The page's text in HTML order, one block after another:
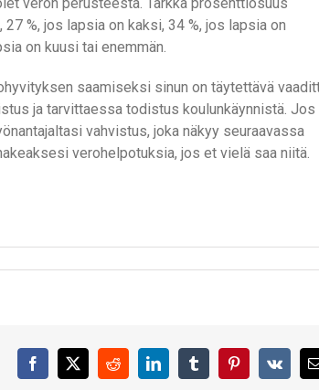
%, jos lapsia on kaksi, 34 %, jos lapsia on
on kuusi tai enemmän.
saamiseksi sinun on täytettävä
ja tarvittaessa todistus koulunkäynnistä. Jos
vahvistus, joka näkyy seuraavassa
verohelpotuksia, jos et vielä saa niitä.
Facebook
X RedditLinkedInTumblrPinterest
Vk